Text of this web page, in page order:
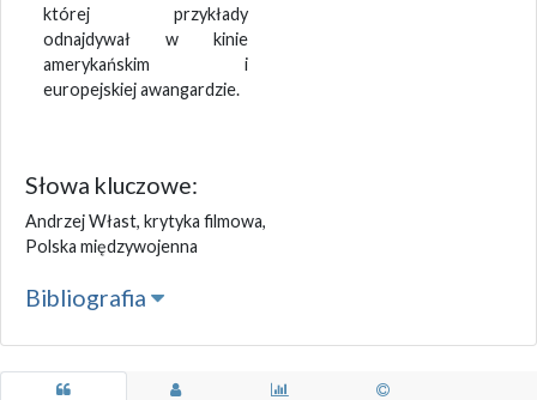
której przykłady
odnajdywał w kinie
amerykańskim i
europejskiej awangardzie.
Słowa kluczowe:
Andrzej Włast, krytyka filmowa,
Polska międzywojenna
Bibliografia